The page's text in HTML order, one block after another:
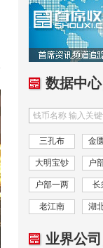
数据中心
三孔布 金
大明宝钞 户
户部一两 长
老江南 湖
业界公司